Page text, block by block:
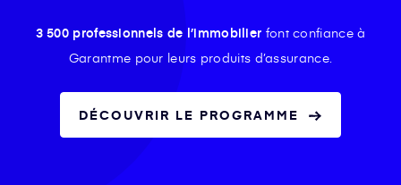
3 500 professionnels de l’immobilier font confiance à
Garantme pour leurs produits d’assurance.
DÉCOUVRIR LE PROGRAMME